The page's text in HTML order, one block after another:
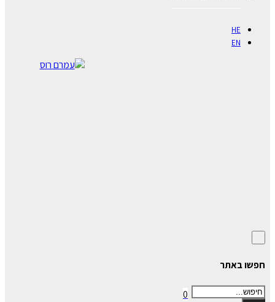
HE
EN
חפשו באתר
חיפוש
0